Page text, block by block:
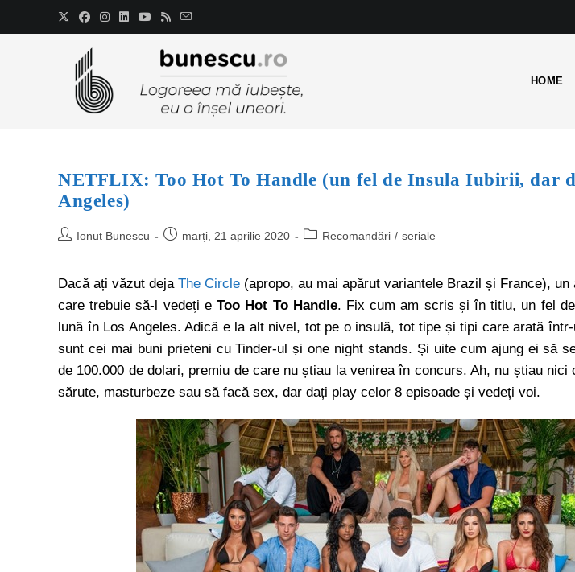
HOME
NETFLIX: Too Hot To Handle (un fel de Insula Iubirii, dar
Angeles)
Ionut Bunescu marți, 21 aprilie 2020 Recomandări / seriale
Dacă ați văzut deja The Circle (apropo, au mai apărut variantele Brazil și France), un
care trebuie să-l vedeți eToo Hot To Handle. Fix cum am scris și în titlu, un fel
lună în Los Angeles. Adică e la alt nivel, tot pe o insulă, tot tipe și tipi care arată
sunt cei mai buni prieteni cu Tinder-ul și one night stands. Și uite cum ajung ei să
de 100.000 de dolari, premiu de care nu știau la venirea în concurs. Ah, nu știau
sărute, masturbeze sau să facă sex, dar dați play celor 8 episoade și vedeți voi.